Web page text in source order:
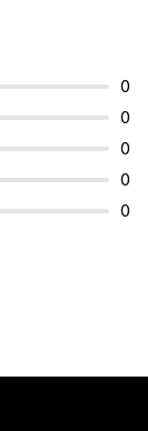
0
0
0
0
0